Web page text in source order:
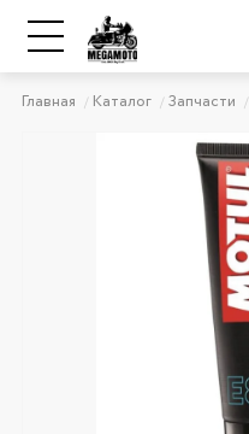
Главная Каталог Запчасти